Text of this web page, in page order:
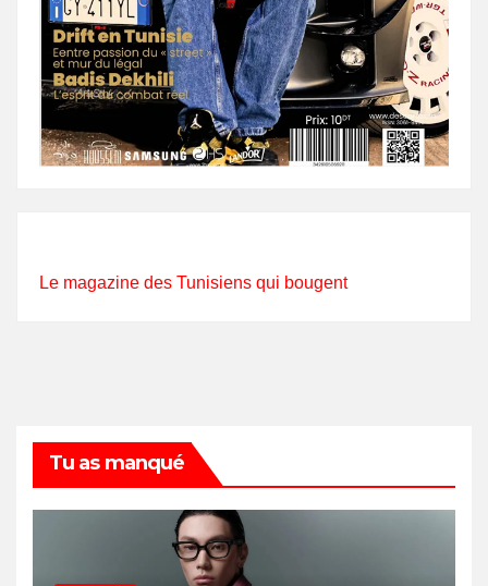
Le magazine des Tunisiens qui bougent
Tu as manqué